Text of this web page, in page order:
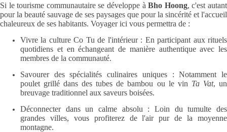
Si le tourisme communautaire se développe àBho Hoong, c'est autant
pour la beauté sauvage de ses paysages que pour la sincérité et l'accueil
chaleureux de ses habitants. Voyager ici vous permettra de :
Vivre la culture Co Tu de l'intérieur : En participant aux rituels
quotidiens et en échangeant de manière authentique avec les
membres de la communauté.
Savourer des spécialités culinaires uniques : Notamment le
poulet grillé dans des tubes de bambou ou le vin Ta Vat, un
breuvage traditionnel aux saveurs boisées.
Déconnecter dans un calme absolu : Loin du tumulte des
grandes villes, vous profiterez de l'air pur de la moyenne
montagne.